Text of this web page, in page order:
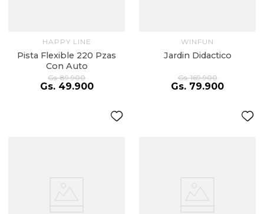
HAPPY LINE
Pista Flexible 220 Pzas
Con Auto
Gs. 89.900
Gs. 49.900
WINFUN
Jardin Didactico
Gs. 169.900
Gs. 79.900